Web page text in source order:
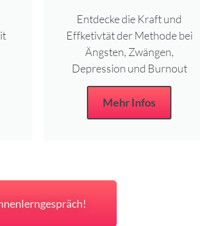
Entdecke die Kraft und
Effketivtät der Methode bei
Ängsten, Zwängen,
Depression und Burnout
Mehr Infos